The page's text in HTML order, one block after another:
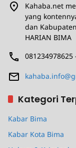
Kahaba.net
yang
dan Kabupaten
HARIAN BIMA
081234978625
Kategori
Kabar Bima
Kabar Kota Bima